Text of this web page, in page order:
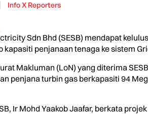
Info X Reporters
Sdn Bhd (SESB) mendapat
penjanaan tenaga ke sistem
Makluman (LoN) yang diterima
penjana turbin gas berkapasiti 94
Ir Mohd Yaakob Jaafar, berkata